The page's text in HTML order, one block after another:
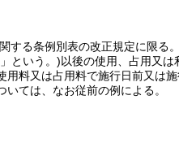
する条例別表の改正規定に限る
という。)以後の使用、占用又
料又は占用料で施行日前又は
ては、なお従前の例による。